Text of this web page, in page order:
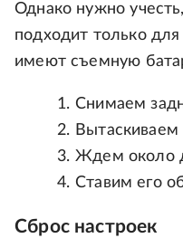
Однако нужно
подходит только
имеют съемную
Снимаем
Вытаскиваем
Ждем около
Ставим его
Сброс настроек